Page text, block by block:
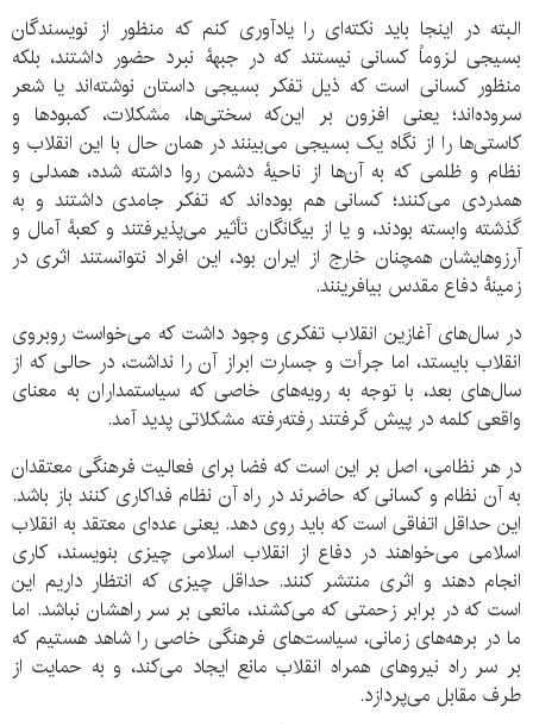
البته در اینجا باید نکته‌ای را یادآوری کنم که منظور از نویسندگان
بسیجی لزوماً کسانی نیستند که در جبهۀ نبرد حضور داشتند، بلکه
منظور کسانی است که ذیل تفکر بسیجی داستان نوشته‌اند یا شعر
سروده‌اند؛ یعنی افزون بر این‌که سختی‌ها، مشکلات، کمبودها و
کاستی‌ها را از نگاه یک بسیجی می‌بینند در همان حال با این انقلاب و
نظام و ظلمی که به آن‌ها از ناحیۀ دشمن روا داشته شده، همدلی و
همدردی می‌کنند؛ کسانی هم بوده‌اند که تفکر جامدی داشتند و به
گذشته وابسته بودند، و یا از بیگانگان تأثیر می‌پذیرفتند و کعبۀ آمال و
آرزوهایشان همچنان خارج از ایران بود، این افراد نتوانستند اثری در
زمینۀ دفاع مقدس بیافرینند.
در سال‌های آغازین انقلاب تفکری وجود داشت که می‌خواست روبروی
انقلاب بایستد، اما جرأت و جسارت ابراز آن را نداشت، در حالی که از
سال‌های بعد، با توجه به رویه‌های خاصی که سیاستمداران به معنای
واقعی کلمه در پیش گرفتند رفته‌رفته مشکلاتی پدید آمد.
در هر نظامی، اصل بر این است که فضا برای فعالیت فرهنگی معتقدان
به آن نظام و کسانی که حاضرند در راه آن نظام فداکاری کنند باز باشد.
این حداقل اتفاقی است که باید روی دهد. یعنی عده‌ای معتقد به انقلاب
اسلامی می‌خواهند در دفاع از انقلاب اسلامی چیزی بنویسند، کاری
انجام دهند و اثری منتشر کنند. حداقل چیزی که انتظار داریم این
است که در برابر زحمتی که می‌کشند، مانعی بر سر راهشان نباشد. اما
ما در برهه‌های زمانی، سیاست‌های فرهنگی خاصی را شاهد هستیم که
بر سر راه نیروهای همراه انقلاب مانع ایجاد می‌کند، و به حمایت از
طرف مقابل می‌پردازد.